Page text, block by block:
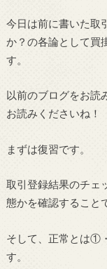
今日は前に書いた取
か？の各論として買
す。
以前のブログをお読
お読みくださいね！
まずは復習です。
取引登録結果のチェ
態かを確認すること
そして、正常とは①
す。